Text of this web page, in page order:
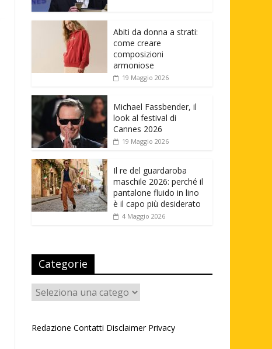
Abiti da donna a strati:
come creare
composizioni
armoniose
19 Maggio 2026
Michael Fassbender, il
look al festival di
Cannes 2026
19 Maggio 2026
Il re del guardaroba
maschile 2026: perché il
pantalone fluido in lino
è il capo più desiderato
4 Maggio 2026
Categorie
Categorie
Redazione Contatti Disclaimer Privacy